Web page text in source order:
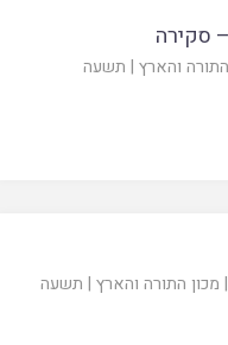
סקירה
והארץ | תשעה
| מכון התורה והארץ | תשעה